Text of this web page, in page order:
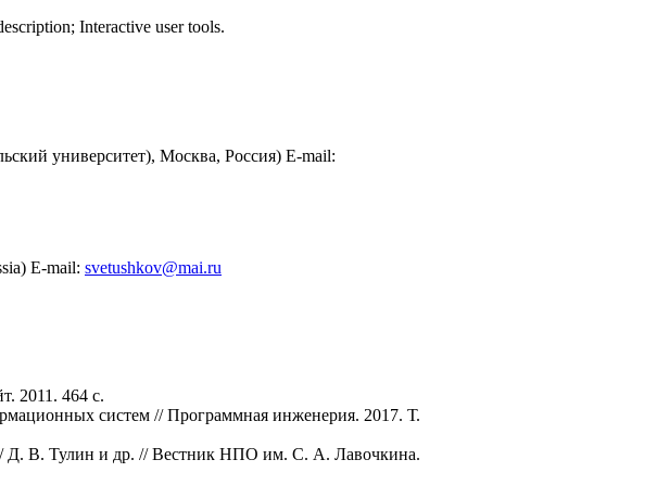
Interactive user tools.
университет), Москва, Россия) E-mail:
E-mail: svetushkov@mai.ru
2011. 464 c.
систем // Программная инженерия. 2017. Т.
/ Д. В. Тулин и др. // Вестник НПО им. С. А. Лавочкина.